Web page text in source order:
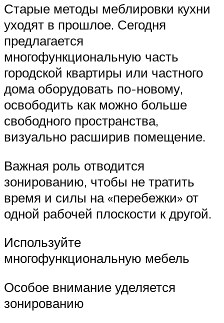
Старые методы меблировки кухни
уходят в прошлое. Сегодня
предлагается
многофункциональную часть
городской квартиры или частного
дома оборудовать по-новому,
освободить как можно больше
свободного пространства,
визуально расширив помещение.
Важная роль отводится
зонированию, чтобы не тратить
время и силы на «перебежки» от
одной рабочей плоскости к другой.
Используйте
многофункциональную мебель
Особое внимание уделяется
зонированию